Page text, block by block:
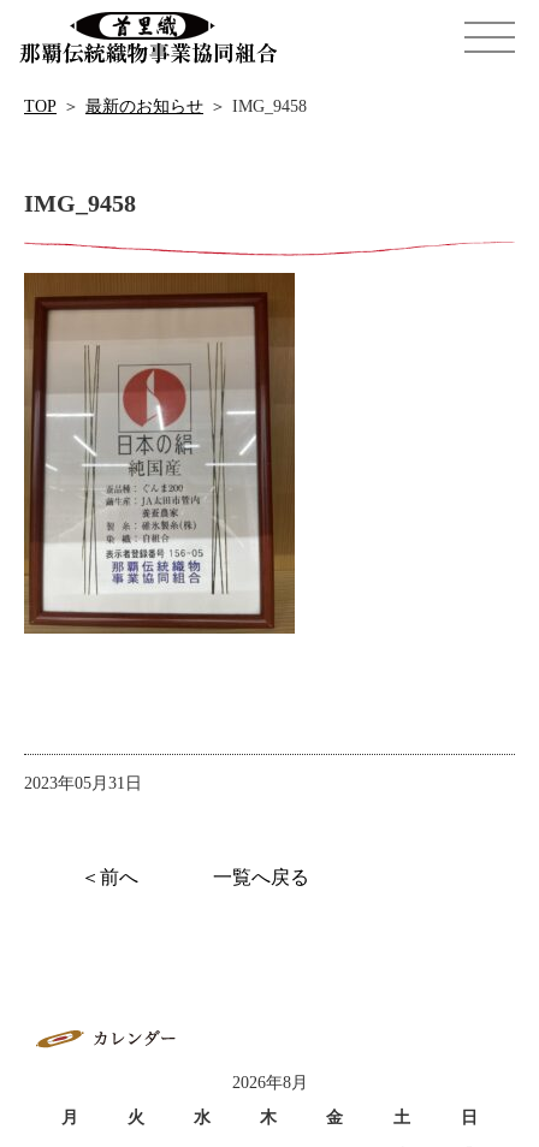
TOP ＞ 最新のお知らせ ＞ IMG_9458
IMG_9458
2023年05月31日
＜前へ 一覧へ戻る
2026年8月
月
火 水 木 金 土
日